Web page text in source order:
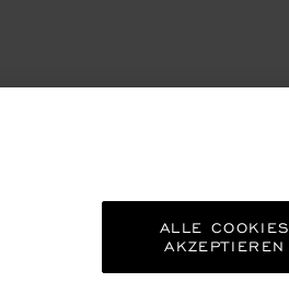
ALLE COOKIES
AKZEPTIEREN